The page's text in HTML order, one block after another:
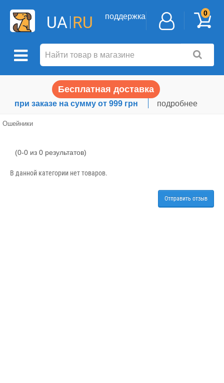
UA RU поддержка 0
Бесплатная доставка
при заказе на сумму от 999 грн подробнее
Ошейники
Ошейники
(0-0 из 0 результатов)
В данной категории нет товаров.
Отправить отзыв